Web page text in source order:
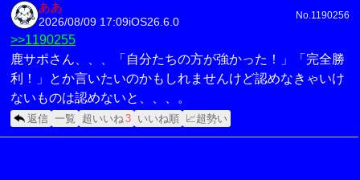
ああ
2026/08/09 17:09iOS26.6.0
No.1190256
>>1190255
鹿サポさん、、、「自分たちの方が強かった！」「完全勝
利！」とか言いたいのかもしれませんけど認めなきゃいけ
ないものは認めないと、、、。
返信 一覧 超いいね3 いいね順 📈超勢い